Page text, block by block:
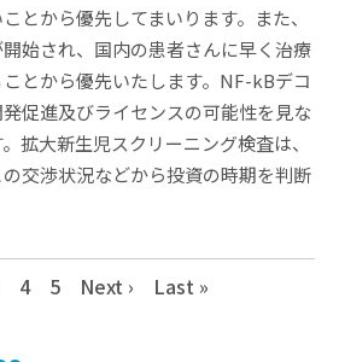
とから優先してまいります。また、
始され、国内の患者さんに早く治療
とから優先いたします。NF-kBデコ
促進及びライセンスの可能性を見な
拡大新生児スクリーニング検査は、
交渉状況などから投資の時期を判断
4 5 Next › Last »